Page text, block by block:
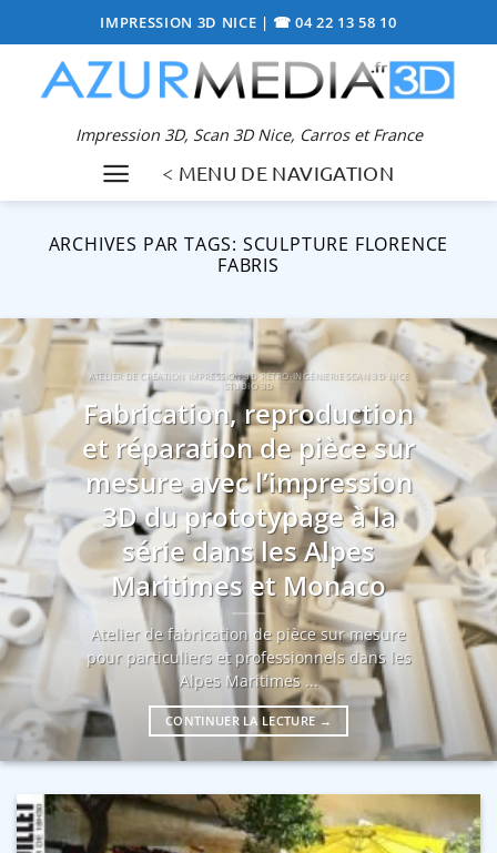
au
contenu
IMPRESSION 3D NICE | ☎ 04 22 13 58 10
Impression 3D, Scan 3D Nice, Carros et France
< MENU DE NAVIGATION
ARCHIVES PAR TAGS: SCULPTURE FLORENCE
FABRIS
ATELIER DE CRÉATION IMPRESSION 3D RÉTRO-INGÉNIERIE SCAN 3D NICE
STUDIO 3D
Fabrication, reproduction
et réparation de pièce sur
mesure avec l’impression
3D du prototypage à la
série dans les Alpes
Maritimes et Monaco
Atelier de fabrication de pièce sur mesure
pour particuliers et professionnels dans les
Alpes Maritimes ...
CONTINUER LA LECTURE →